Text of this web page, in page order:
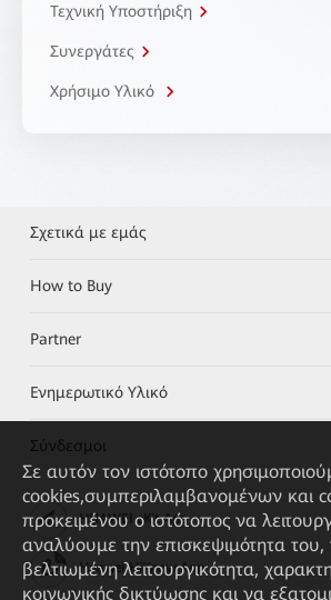
Τεχνική Υποστήριξη
Συνεργάτες
Χρήσιμο Υλικό
Σχετικά με εμάς
How to Buy
Partner
Ενημερωτικό Υλικό
Σύνδεσμοι
HUAWEI eKit App
Huawei HiKnow App
Σε αυτόν τον ιστότοπο
cookies,συμπεριλαμβανομένων και
προκειμένου ο ιστότοπος να
αναλύουμε την επισκεψιμότητα
βελτιωμένη λειτουργικότητα,
κοινωνικής δικτύωσης και να